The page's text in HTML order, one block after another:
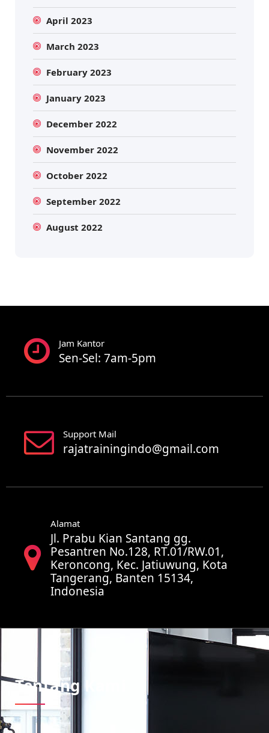
April 2023
March 2023
February 2023
January 2023
December 2022
November 2022
October 2022
September 2022
August 2022
Jam Kantor
Sen-Sel: 7am-5pm
Support Mail
rajatrainingindo@gmail.com
Alamat
Jl. Prabu Kian Santang gg.
Pesantren No.128, RT.01/RW.01,
Keroncong, Kec. Jatiuwung, Kota
Tangerang, Banten 15134,
Indonesia
Tentang Kami